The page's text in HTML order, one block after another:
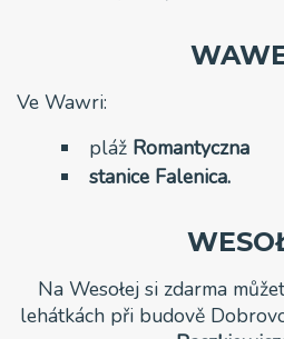
Ve Wawri:
pláž Romantyczna
stanice Falenica.
Na Wesołej si zdarma
lehátkách při budově